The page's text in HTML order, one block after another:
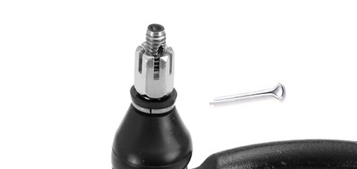
M10 x 1,25
Doplňkový
výrobek/
doplňkové
se
syntetickým
tukem
Rozměr
závitu 1
M14 x 1,5
párová